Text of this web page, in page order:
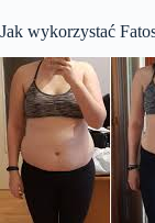
Jak wykorzystać